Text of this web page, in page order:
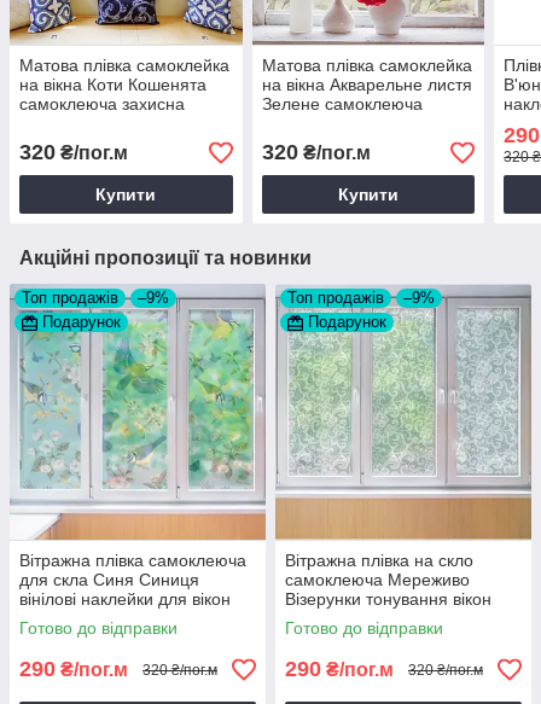
Матова плівка самоклейка
на вікна Коти Кошенята
самоклеюча захисна
пог.м
320 ₴/пог.м
Купити
Матова плівка самоклейка
на вікна Акварельне листя
Зелене самоклеюча
пог.м
320₴/пог.м
Купити
ПВХ
290
320
Акційні пропозиції та новинки
Топ продажів
–9%
Подарунок
Вітражна плівка самоклеюча
для скла Синя Синиця
вінілові наклейки для вікон
дзеркала 1 пог.м
Готово до відправки
290 ₴/пог.м 320 ₴/пог.м
Топ продажів
–9%
Подарунок
Вітражна плівка на скло
самоклеюча Мереживо
Візерунки тонування вікон
орнамент наклейка для вікна
1 пог.м
Готово до відправки
290 ₴/пог.м 320 ₴/пог.м